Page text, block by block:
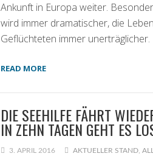
Ankunft in Europa weiter.
wird immer dramatischer, die
Geflüchteten immer unerträglicher.
READ MORE
DIE SEEHILFE FÄHRT
IN ZEHN TAGEN GEHT ES
3. APRIL 2016 AKTUELLER STAND ,